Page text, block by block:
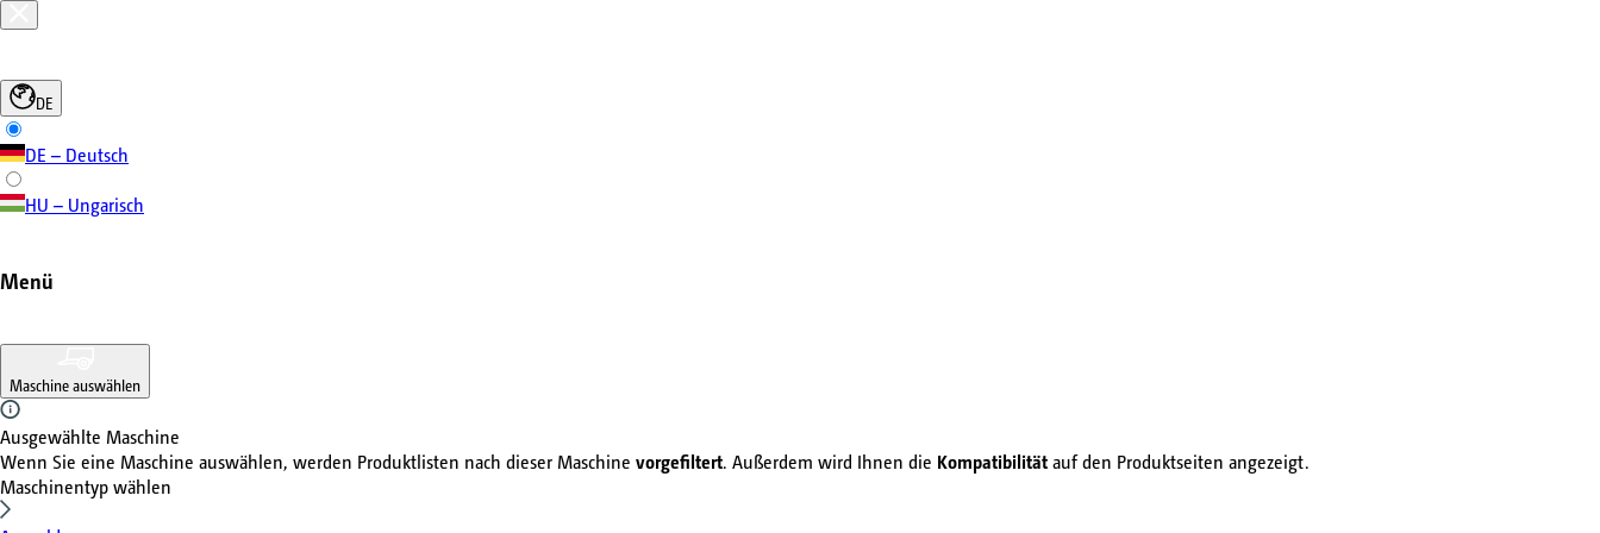
DE
DE – Deutsch
HU – Ungarisch
Menü
Maschine auswählen
Ausgewählte Maschine
Wenn Sie eine Maschine auswählen, werden Produktlisten nach dieser Maschine vorgefiltert. Außerdem wird Ihnen die Kompatibilitätauf den Produktseiten angezeigt.
Maschinentyp wählen